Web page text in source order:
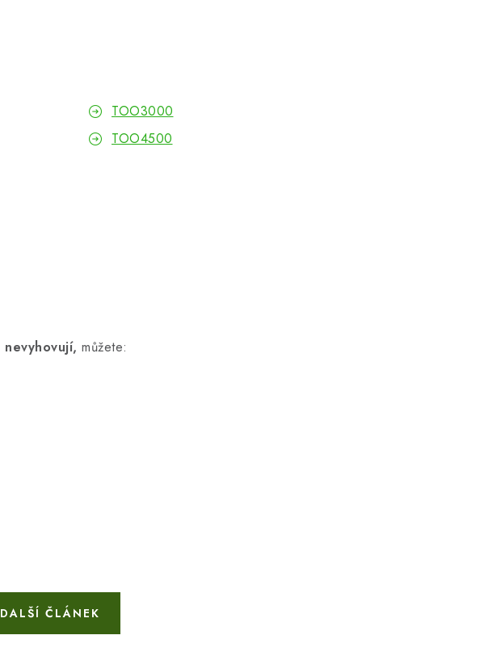
TOO3000
TOO4500
nevyhovují, můžete:
DALŠÍ ČLÁNEK